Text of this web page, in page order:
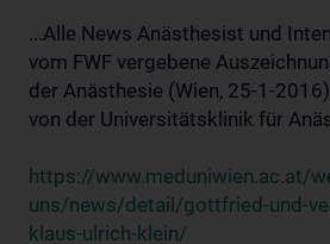
...Alle News Anästhesist und
vom FWF vergebene
der Anästhesie (Wien, 25-1-
von der Universitätsklinik für
https://www.meduniwien.ac.at/
uns/news/detail/gottfried-und-
klaus-ulrich-klein/